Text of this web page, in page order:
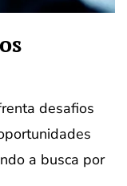
desafios
a busca por